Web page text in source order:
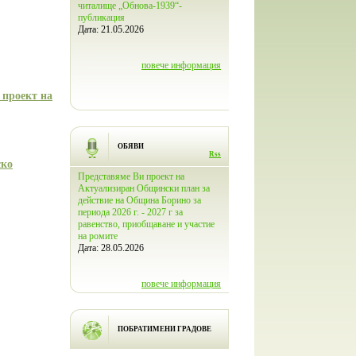
на
читалище „Обнова-1939“-
публикация
Дата: 21.05.2026
повече информация
ОБЯВИ
Rss
Представяме Ви проект на
Актуализиран Общински план за
действие на Община Борино за
периода 2026 г. - 2027 г за
равенство, приобщаване и участие
на ромите
Дата: 28.05.2026
повече информация
ПОБРАТИМЕНИ ГРАДОВЕ